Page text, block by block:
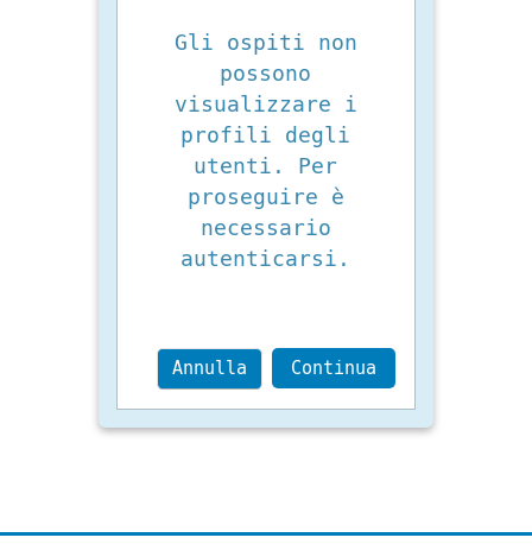
Gli ospiti non
possono
visualizzare i
profili degli
utenti. Per
proseguire è
necessario
autenticarsi.
Annulla Continua